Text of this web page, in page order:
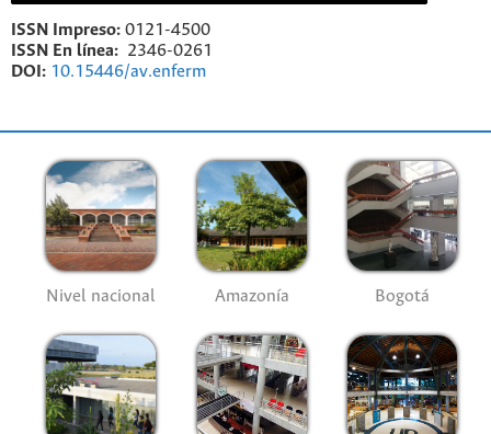
ISSN Impreso: 0121-4500
ISSN En línea: 2346-0261
DOI: 10.15446/av.enferm
Nivel nacional Amazonía Bogotá